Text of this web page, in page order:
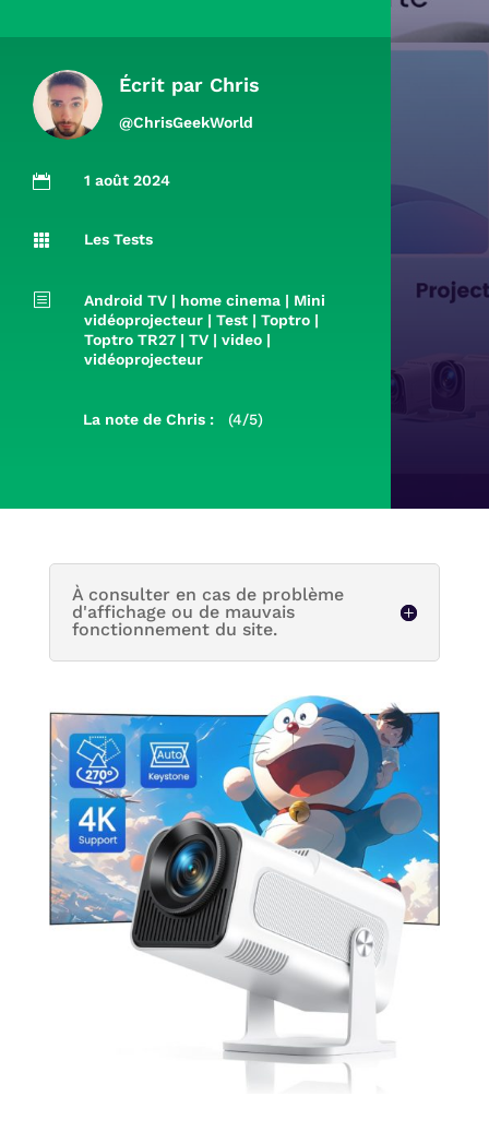
Écrit par Chris
@ChrisGeekWorld
 1 août 2024
 Les Tests
b Android TV | home cinema | Mini
vidéoprojecteur |Test |Toptro |
Toptro TR27 |TV |video |
vidéoprojecteur
La note de Chris : (4/5)
À consulter en cas de problème
d'affichage ou de mauvais
fonctionnement du site.